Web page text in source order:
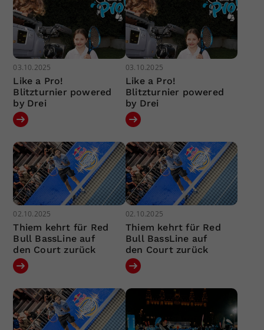
03.10.2025
Like a Pro!
Blitzturnier powered
by Drei
03.10.2025
Like a Pro!
Blitzturnier powered
by Drei
02.10.2025
Thiem kehrt für Red
Bull BassLine auf
den Court zurück
02.10.2025
Thiem kehrt für Red
Bull BassLine auf
den Court zurück